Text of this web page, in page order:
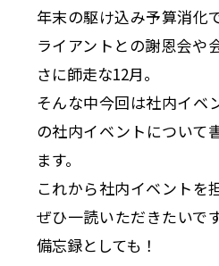
年末の駆け込み予算消化
ライアントとの謝恩会や
さに師走な12月。
そんな中今回は社内イベ
の社内イベントについて
ます。
これから社内イベントを
ぜひ一読いただきたいで
備忘録としても！